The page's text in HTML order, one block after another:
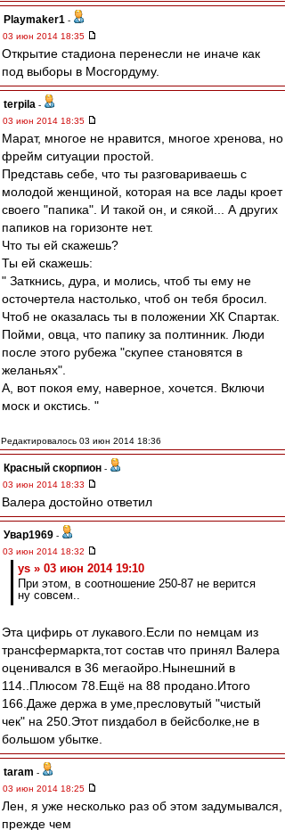
Playmaker1 -
03 июн 2014 18:35
Открытие стадиона перенесли не иначе как
под выборы в Мосгордуму.
terpila -
03 июн 2014 18:35
Марат, многое не нравится, многое хренова, но
фрейм ситуации простой.
Представь себе, что ты разговариваешь с
молодой женщиной, которая на все лады кроет
своего "папика". И такой он, и сякой... А других
папиков на горизонте нет.
Что ты ей скажешь?
Ты ей скажешь:
" Заткнись, дура, и молись, чтоб ты ему не
осточертела настолько, чтоб он тебя бросил.
Чтоб не оказалась ты в положении ХК Спартак.
Пойми, овца, что папику за полтинник. Люди
после этого рубежа "скупее становятся в
желаньях".
А, вот покоя ему, наверное, хочется. Включи
моск и окстись. "
Редактировалось 03 июн 2014 18:36
Красный скорпион -
03 июн 2014 18:33
Валера достойно ответил
Увар1969 -
03 июн 2014 18:32
ys » 03 июн 2014 19:10
При этом, в соотношение 250-87 не верится
ну совсем..
Эта цифирь от лукавого.Если по немцам из
трансфермаркта,тот состав что принял Валера
оценивался в 36 мегаойро.Нынешний в
114..Плюсом 78.Ещё на 88 продано.Итого
166.Даже держа в уме,пресловутый "чистый
чек" на 250.Этот пиздабол в бейсболке,не в
большом убытке.
taram -
03 июн 2014 18:25
Лен, я уже несколько раз об этом задумывался,
прежде чем